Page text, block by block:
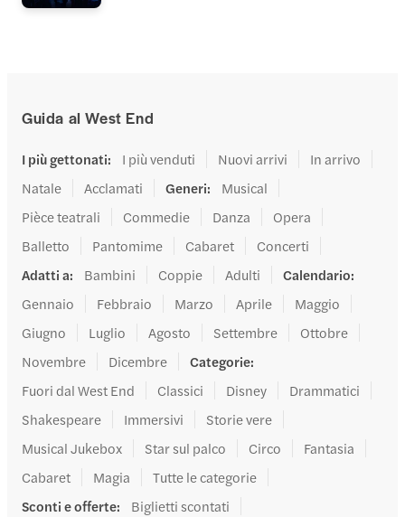
Guida al West End
I più gettonati: I più venduti Nuovi arrivi
In arrivo
Natale
Acclamati Generi:
Musical
Pièce teatrali
Commedie Danza
Opera
Balletto
Pantomime Cabaret
Concerti
Adatti a: Bambini Coppie Adulti Calendario:
Gennaio
Febbraio Marzo Aprile
Maggio
Giugno
Luglio Agosto Settembre
Ottobre
Novembre
Dicembre Categorie:
Fuori dal West End
Classici Disney
Drammatici
Shakespeare
Immersivi
Storie vere
Musical Jukebox
Star sul palco Circo
Fantasia
Cabaret
Magia
Tutte le categorie
Sconti e offerte:
Biglietti scontati